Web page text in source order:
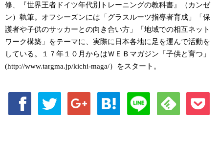
修、『世界王者ドイツ年代別トレーニングの教科書』（カンゼ
ン）執筆。オフシーズンには「グラスルーツ指導者育成」「保
護者や子供のサッカーとの向き合い方」「地域での相互ネット
ワーク構築」をテーマに、実際に日本各地に足を運んで活動を
している。１７年１０月からはＷＥＢマガジン「子供と育つ」
(http://www.targma.jp/kichi-maga/）をスタート。